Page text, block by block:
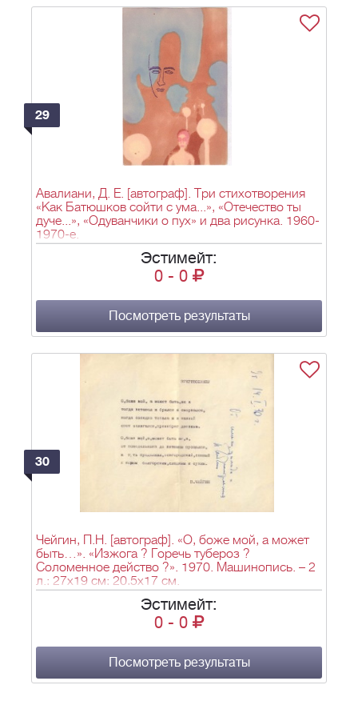
29
Авалиани, Д. Е. [автограф]. Три стихотворения
«Как Батюшков сойти с ума...», «Отечество ты
дуче...», «Одуванчики о пух» и два рисунка. 1960-
1970-е.
Эстимейт:
0 - 0
Посмотреть результаты
30
Чейгин, П.Н. [автограф]. «О, боже мой, а может
быть…». «Изжога ? Горечь тубероз ?
Соломенное действо ?». 1970. Машинопись. – 2
л.; 27x19 см; 20,5x17 см.
Эстимейт:
0 - 0
Посмотреть результаты